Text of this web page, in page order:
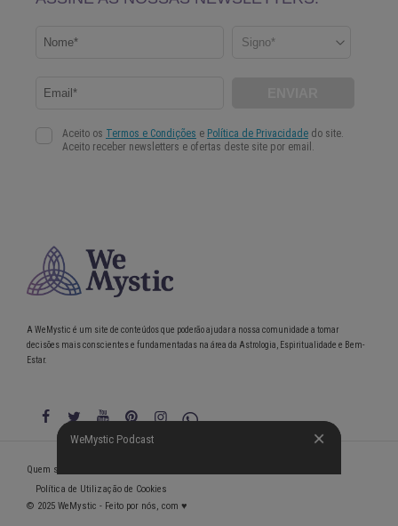
WeMystic Podcast
A WeMystic é um site de conteúdos que poderão ajudar a nossa comunidade a tomar
decisões mais conscientes e fundamentadas na área da Astrologia, Espiritualidade e Bem-
Estar.
WeMystic Podcast
Quem somos
Política de Utilização de Cookies
© 2025 WeMystic - Feito por nós, com ♥